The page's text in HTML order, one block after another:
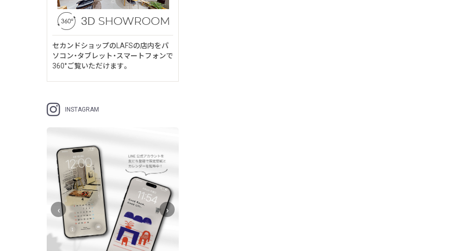
セカンドショップのLAFSの店内をパ
ソコン・タブレット・スマートフォンで
360°ご覧いただけます。
INSTAGRAM
‹ ›